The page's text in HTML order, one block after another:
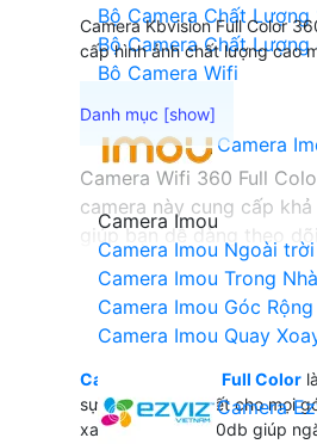
Bộ Camera Chất Lượng
Bộ Camera Chất Lượng
Bộ Camera Wifi
Camera
Camera Imou
Camera Imou Ngoài trời
Camera Imou Trong Nhà
Camera Imou Góc Rộng
Camera Imou Quay
Camera
Camera Kbvision Full Color
cấp hình ảnh chất lượng cao
Camera Wifi 360 Full
camera này cung cấp
giúp bạn dễ dàng theo
H.265+, camera giúp
Với những tính năng ưu
'Camera Wifi 360 Full Color
sự rõ nét và chi tiết cho mọi
xanh đỏ và còi 110db giúp